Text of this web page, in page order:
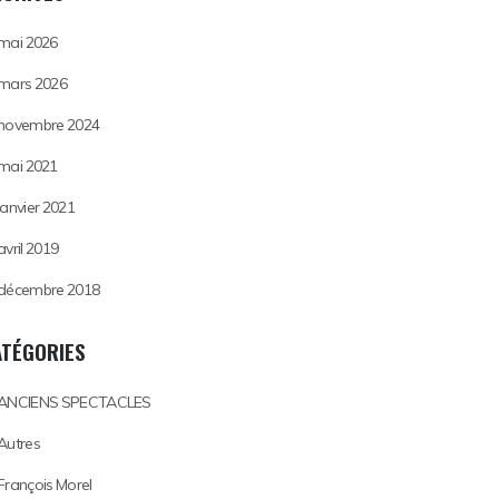
2026
2026
2024
2021
2021
2019
2018
SPECTACLES
Morel